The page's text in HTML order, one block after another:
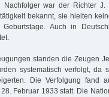
war der Richter J.
bekannt, sie hielten
Auch in
standen die Zeugen
systematisch verfolgt, da
Die Verfolgung fand
Februar 1933 statt. Die